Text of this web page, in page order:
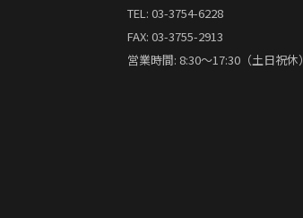
TEL: 03-3754-6228
FAX: 03-3755-2913
営業時間: 8:30〜17:30（土日祝休）